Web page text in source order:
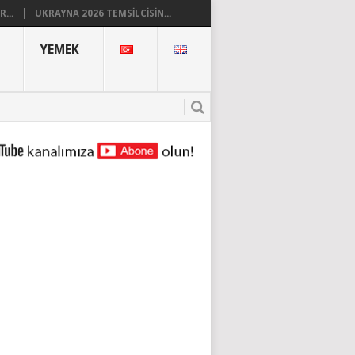
UKRAYNA 2026 TEMSILCISIN...
YEMEK